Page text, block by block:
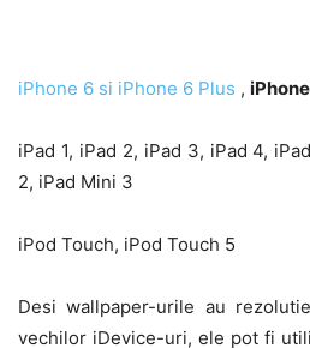
iPhone 6 si iPhone 6 Plus ,
iPad 1, iPad 2, iPad 3, iPad 4,
2, iPad Mini 3
iPod Touch, iPod Touch 5
Desi wallpaper-urile au
vechilor iDevice-uri, ele pot fi